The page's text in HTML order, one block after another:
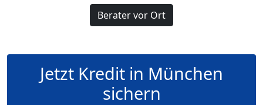
Berater vor Ort
Jetzt Kredit in München
sichern